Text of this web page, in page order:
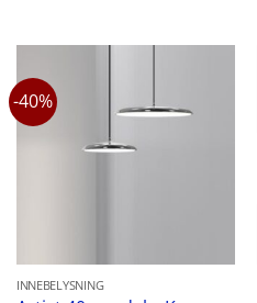
-40%
INNEBELYSNING